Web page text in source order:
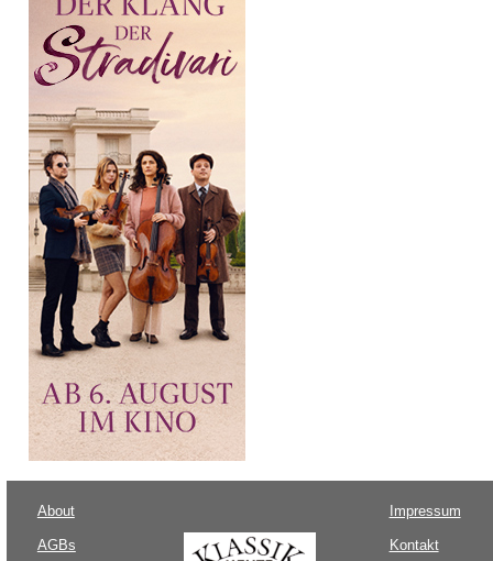
About
AGBs
Impressum
Kontakt